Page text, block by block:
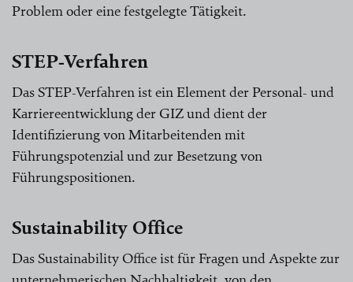
Problem oder eine festgelegte Tätigkeit.
STEP-Verfahren
Das STEP-Verfahren ist ein Element der Personal- und
Karriereentwicklung der GIZ und dient der
Identifizierung von Mitarbeitenden mit
Führungspotenzial und zur Besetzung von
Führungspositionen.
Sustainability Office
Das Sustainability Office ist für Fragen und Aspekte zur